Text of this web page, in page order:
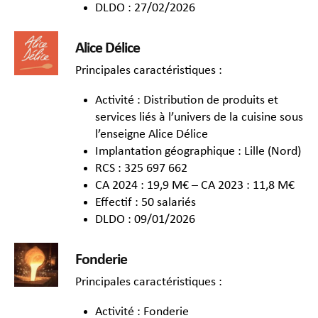
DLDO : 27/02/2026
Alice Délice
Principales caractéristiques :
Activité : Distribution de produits et
services liés à l’univers de la cuisine sous
l’enseigne Alice Délice
Implantation géographique : Lille (Nord)
RCS : 325 697 662
CA 2024 : 19,9 M€ – CA 2023 : 11,8 M€
Effectif : 50 salariés
DLDO : 09/01/2026
Fonderie
Principales caractéristiques :
Activité : Fonderie